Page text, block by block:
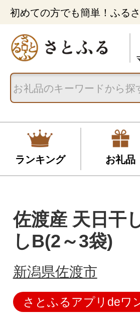
初めての方でも簡単！ふる
ランキング お礼品
佐渡産 天日干
しB(2～3袋)
新潟県佐渡市
さとふるアプリdeワ